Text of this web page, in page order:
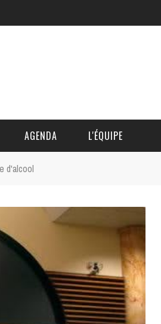
AGENDA L'ÉQUIPE
ALAIN DE BOUVÈRE
HÉLÈNE SPITAELS
AGALMA PADAW0NE
JEREMY KUPROWSKI
d'alcool